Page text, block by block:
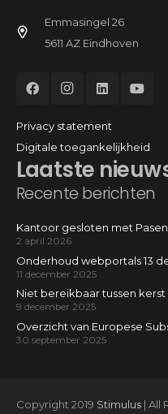
Laatste
Recente berichten
Kantoor gesloten met Pasen
2 april 2026
Onderhoud webportals 13
11 december 2025
Niet bereikbaar tussen kerst
9 december 2025
Overzicht van Europese
30 september 2025
Emmasingel 26
5611 AZ Eindhoven
Privacy statement
Digitale toegankelijkheid
Copyright 2019 Stimulus| All